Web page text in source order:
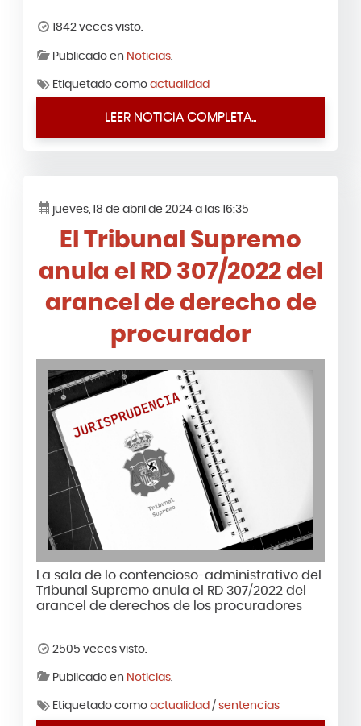
1842 veces visto.
Publicado en Noticias.
Etiquetado como actualidad
LEER NOTICIA COMPLETA...
jueves, 18 de abril de 2024 a las 16:35
El Tribunal Supremo
anula el RD 307/2022 del
arancel de derecho de
procurador
La sala de lo contencioso-administrativo del
Tribunal Supremo anula el RD 307/2022 del
arancel de derechos de los procuradores
2505 veces visto.
Publicado en Noticias.
Etiquetado como actualidad / sentencias